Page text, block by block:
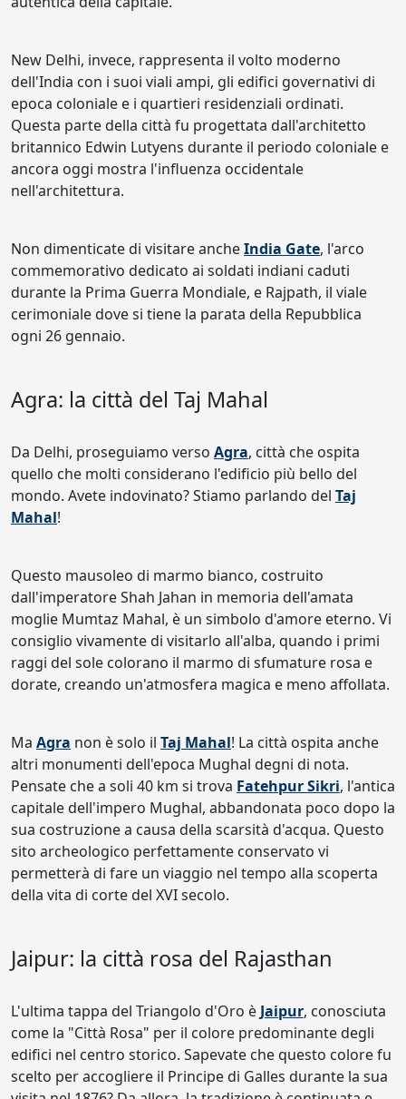
New Delhi, invece, rappresenta il volto moderno
dell'India con i suoi viali ampi, gli edifici governativi di
epoca coloniale e i quartieri residenziali ordinati.
Questa parte della città fu progettata dall'architetto
britannico Edwin Lutyens durante il periodo coloniale e
ancora oggi mostra l'influenza occidentale
nell'architettura.
Non dimenticate di visitare ancheIndia Gate, l'arco
commemorativo dedicato ai soldati indiani caduti
durante la Prima Guerra Mondiale, e Rajpath, il viale
cerimoniale dove si tiene la parata della Repubblica
ogni 26 gennaio.
Agra: la città del Taj Mahal
Da Delhi, proseguiamo verso Agra, città che ospita
quello che molti considerano l'edificio più bello del
mondo. Avete indovinato? Stiamo parlando del Taj
Mahal!
Questo mausoleo di marmo bianco, costruito
dall'imperatore Shah Jahan in memoria dell'amata
moglie Mumtaz Mahal, è un simbolo d'amore eterno. Vi
consiglio vivamente di visitarlo all'alba, quando i primi
raggi del sole colorano il marmo di sfumature rosa e
dorate, creando un'atmosfera magica e meno affollata.
Ma Agra non è solo il Taj Mahal! La città ospita anche
altri monumenti dell'epoca Mughal degni di nota.
Pensate che a soli 40 km si trova Fatehpur Sikri, l'antica
capitale dell'impero Mughal, abbandonata poco dopo la
sua costruzione a causa della scarsità d'acqua. Questo
sito archeologico perfettamente conservato vi
permetterà di fare un viaggio nel tempo alla scoperta
della vita di corte del XVI secolo.
Jaipur: la città rosa del Rajasthan
L'ultima tappa del Triangolo d'Oro è Jaipur, conosciuta
come la "Città Rosa" per il colore predominante degli
edifici nel centro storico. Sapevate che questo colore fu
scelto per accogliere il Principe di Galles durante la sua